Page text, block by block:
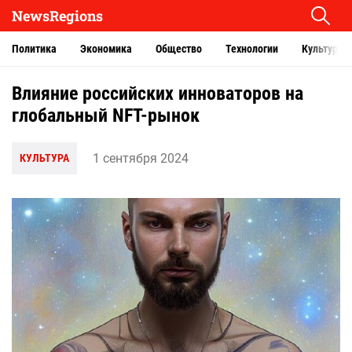
NewsRegions
Политика Экономика Общество Технологии Культура
Влияние российских инноваторов на
глобальный NFT-рынок
КУЛЬТУРА 1 сентября 2024